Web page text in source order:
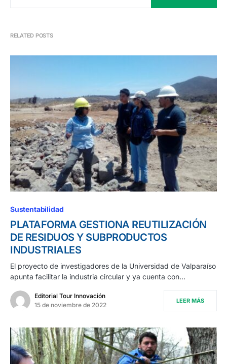
RELATED POSTS
Sustentabilidad
PLATAFORMA GESTIONA REUTILIZACIÓN
DE RESIDUOS Y SUBPRODUCTOS
INDUSTRIALES
El proyecto de investigadores de la Universidad de Valparaíso
apunta facilitar la industria circular y ya cuenta con…
Editorial Tour Innovación
15 de noviembre de 2022
LEER MÁS